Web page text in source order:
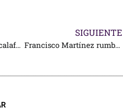
Saldívar, líder del escalafón mexicano
SIGUIENTE
Francisco Martínez rumbo a La México